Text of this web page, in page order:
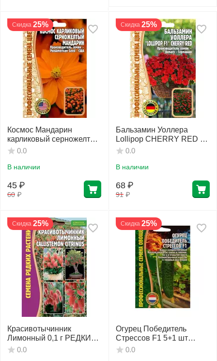
Скидка 25%
Космос Мандарин
карликовый серножелтый
5 шт РЕДКИЕ СЕМЕНА
0.0
В наличии
60 ₽
45 ₽
Скидка 25%
Бальзамин Уоллера
Lollipop CHERRY RED F1
5 шт РЕДКИЕ СЕМЕНА
0.0
В наличии
91 ₽
68 ₽
Скидка 25%
Красивотычинник
Лимонный 0,1 г РЕДКИЕ
СЕМЕНА
0.0
Скидка 25%
Огурец Победитель
Стрессов F1 5+1 шт
РЕДКИЕ СЕМЕНА
0.0